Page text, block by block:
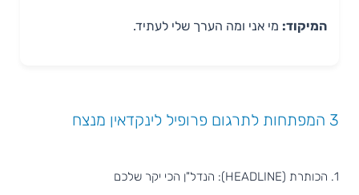
המיקוד: מי אני ומה הערך שלי לעתיד.
3 המפתחות לתרגום פרופיל לינקדאין מנצח
1. הכותרת (HEADLINE): הנדל"ן הכי יקר שלכם